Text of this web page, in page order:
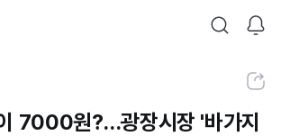
커뮤니티
검색
알림
공유하기
7000원?…광장시장 '바가지